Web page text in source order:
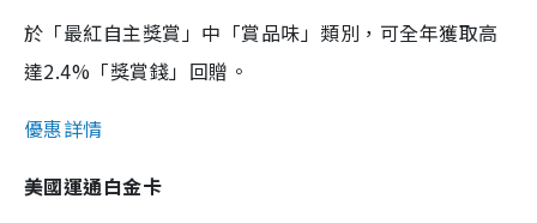
於「最紅自主獎賞」中「賞品味」類別，可全年獲取高
達2.4%「獎賞錢」回贈。
優惠詳情
美國運通白金卡